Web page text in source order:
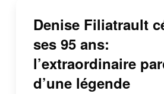
Denise Filiatrault
ses 95 ans:
l’extraordinaire
d’une légende